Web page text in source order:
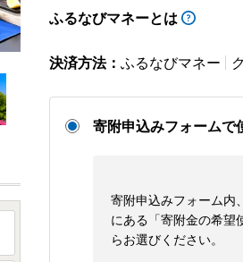
ふるなびマネーとは
決済方法： ふるなびマネー
寄附申込みフォームで
寄附申込みフォーム内
にある「寄附金の希望
らお選びください。